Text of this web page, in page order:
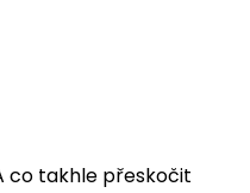
co takhle přeskočit